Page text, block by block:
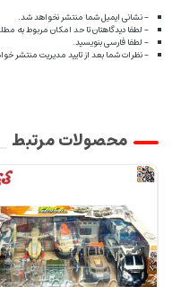
- نشانی ایمیل شما منتشر نخواهد شد.
- لطفا دیدگاهتان تا حد امکان مربوط به
- لطفا فارسی بنویسید.
- نظرات شما بعد از تایید مدیریت منتشر
محصولات مرتبط